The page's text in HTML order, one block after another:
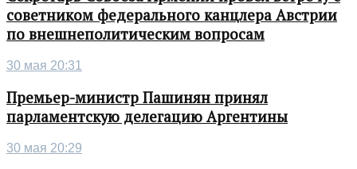
советником федерального канцлера Австрии
по внешнеполитическим вопросам
30 мая 20:31
Премьер-министр Пашинян принял
парламентскую делегацию Аргентины
30 мая 20:29